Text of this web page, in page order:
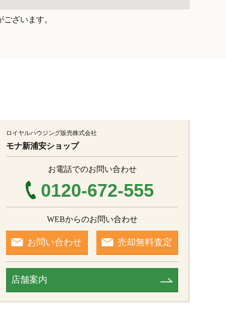
ざいます。
ロイヤルハウジング販売株式会社
モナ新浦安ショップ
お電話でのお問い合わせ
0120-672-555
WEBからのお問い合わせ
お問い合わせ 売却無料査定
店舗案内